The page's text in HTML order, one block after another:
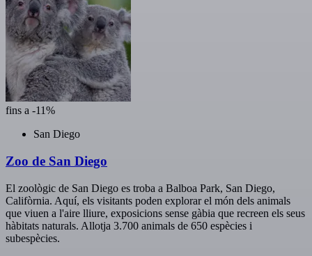
fins a -11%
San Diego
Zoo de San Diego
El zoològic de San Diego es troba a Balboa Park, San Diego,
Califòrnia. Aquí, els visitants poden explorar el món dels animals
que viuen a l'aire lliure, exposicions sense gàbia que recreen els seus
hàbitats naturals. Allotja 3.700 animals de 650 espècies i
subespècies.